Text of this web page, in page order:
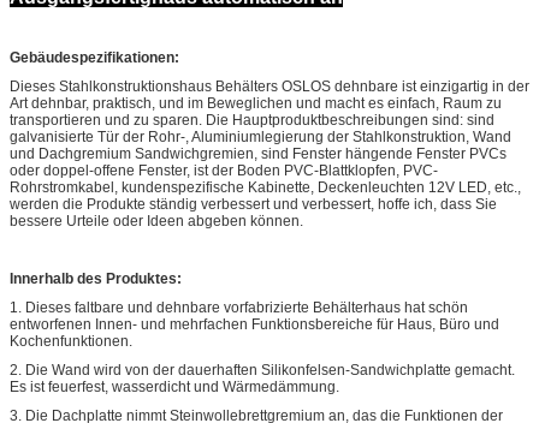
Gebäudespezifikationen:
Dieses Stahlkonstruktionshaus Behälters OSLOS dehnbare ist einzigartig in der
Art dehnbar, praktisch, und im Beweglichen und macht es einfach, Raum zu
transportieren und zu sparen. Die Hauptproduktbeschreibungen sind: sind
galvanisierte Tür der Rohr-, Aluminiumlegierung der Stahlkonstruktion, Wand
und Dachgremium Sandwichgremien, sind Fenster hängende Fenster PVCs
oder doppel-offene Fenster, ist der Boden PVC-Blattklopfen, PVC-
Rohrstromkabel, kundenspezifische Kabinette, Deckenleuchten 12V LED, etc.,
werden die Produkte ständig verbessert und verbessert, hoffe ich, dass Sie
bessere Urteile oder Ideen abgeben können.
Innerhalb des Produktes:
1. Dieses faltbare und dehnbare vorfabrizierte Behälterhaus hat schön
entworfenen Innen- und mehrfachen Funktionsbereiche für Haus, Büro und
Kochenfunktionen.
2. Die Wand wird von der dauerhaften Silikonfelsen-Sandwichplatte gemacht.
Es ist feuerfest, wasserdicht und Wärmedämmung.
3. Die Dachplatte nimmt Steinwollebrettgremium an, das die Funktionen der